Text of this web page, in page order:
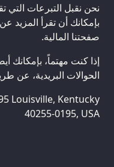
نحن نقبل التبرعات التي
بإمكانك أن تقرأ المزيد
صفحتنا المالية.
إذا كنت مهتماً، بإمكانك
الحوالات البريدية، عن
Louisville, Kentucky
40255-0195, USA